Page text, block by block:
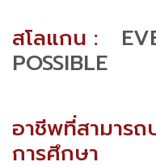
สโลแกน :
POSSIBLE
อาชีพที่สามารถ
การศึกษา